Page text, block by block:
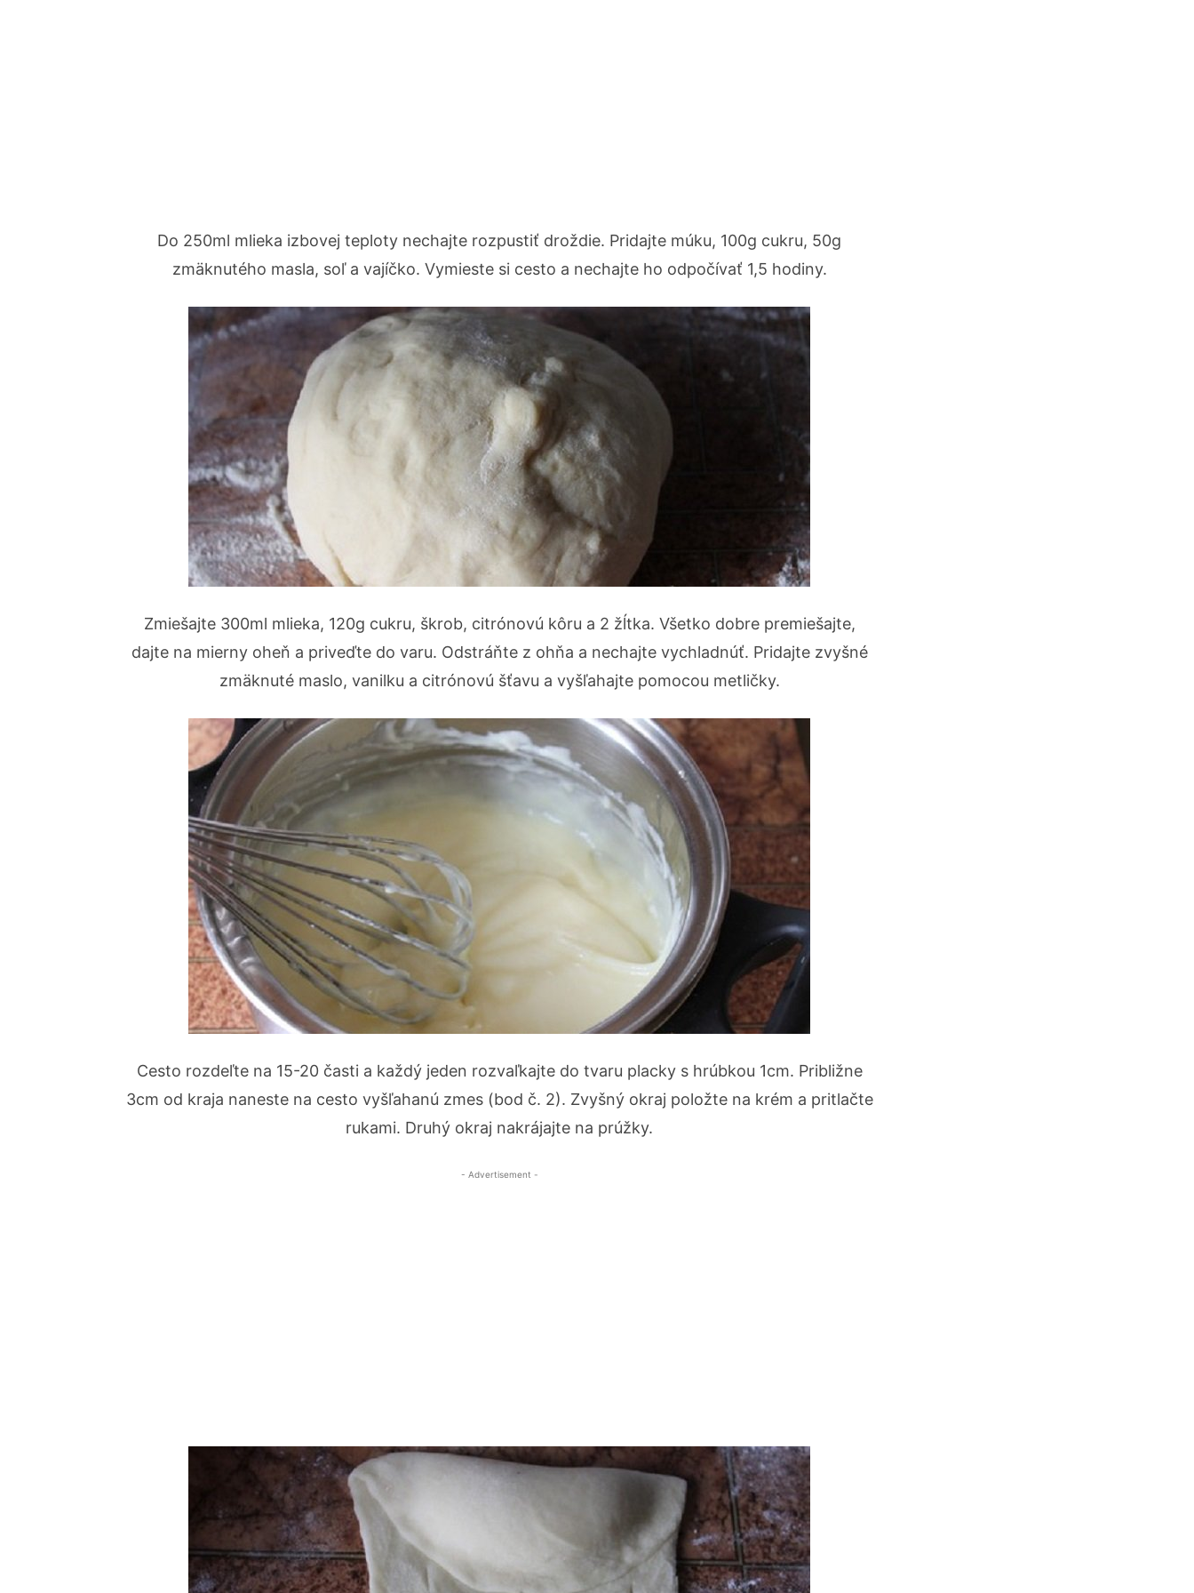
Do 250ml mlieka izbovej teploty nechajte rozpustiť droždie. Pridajte múku, 100g cukru, 50g
zmäknutého masla, soľ a vajíčko. Vymieste si cesto a nechajte ho odpočívať 1,5 hodiny.
Zmiešajte 300ml mlieka, 120g cukru, škrob, citrónovú kôru a 2 žĺtka. Všetko dobre premiešajte,
dajte na mierny oheň a priveďte do varu. Odstráňte z ohňa a nechajte vychladnúť. Pridajte zvyšné
zmäknuté maslo, vanilku a citrónovú šťavu a vyšľahajte pomocou metličky.
Cesto rozdeľte na 15-20 časti a každý jeden rozvaľkajte do tvaru placky s hrúbkou 1cm. Približne
3cm od kraja naneste na cesto vyšľahanú zmes (bod č. 2). Zvyšný okraj položte na krém a pritlačte
rukami. Druhý okraj nakrájajte na prúžky.
- Advertisement -